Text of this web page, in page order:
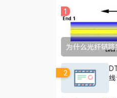
1
为什么光纤链
2